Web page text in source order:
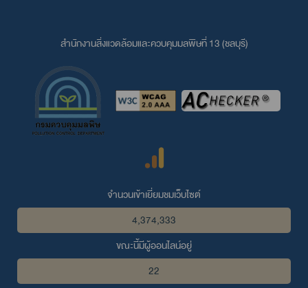
สำนักงานสิ่งแวดล้อมและควบคุมมลพิษที่ 13 (ชลบุรี)
จำนวนเข้าเยี่ยมชมเว็บไซต์
4,374,333
ขณะนี้มีผู้ออนไลน์อยู่
22